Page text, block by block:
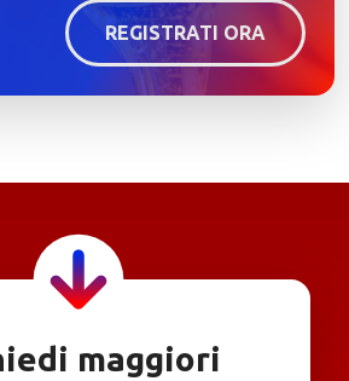
REGISTRATI ORA
maggiori